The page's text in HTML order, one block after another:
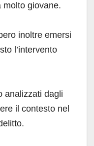
molto giovane.
inoltre emersi
l’intervento
analizzati dagli
il contesto nel